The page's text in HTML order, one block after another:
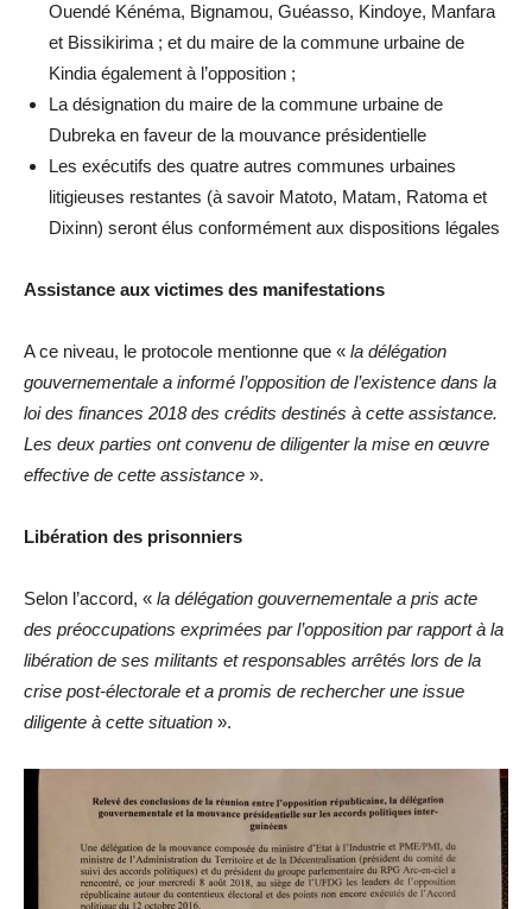
Ouendé Kénéma, Bignamou, Guéasso, Kindoye, Manfara
et Bissikirima ; et du maire de la commune urbaine de
Kindia également à l’opposition ;
La désignation du maire de la commune urbaine de
Dubreka en faveur de la mouvance présidentielle
Les exécutifs des quatre autres communes urbaines
litigieuses restantes (à savoir Matoto, Matam, Ratoma et
Dixinn) seront élus conformément aux dispositions légales
Assistance aux victimes des manifestations
A ce niveau, le protocole mentionne que « la délégation
gouvernementale a informé l’opposition de l’existence dans la
loi des finances 2018 des crédits destinés à cette assistance.
Les deux parties ont convenu de diligenter la mise en œuvre
effective de cette assistance ».
Libération des prisonniers
Selon l’accord, « la délégation gouvernementale a pris acte
des préoccupations exprimées par l’opposition par rapport à la
libération de ses militants et responsables arrêtés lors de la
crise post-électorale et a promis de rechercher une issue
diligente à cette situation ».